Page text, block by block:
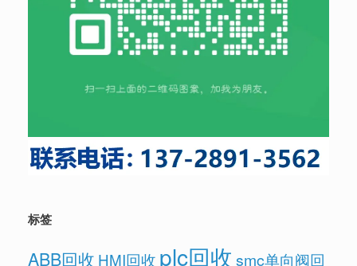
标签
ABB回收 HMI回收 plc回收 smc单向阀回